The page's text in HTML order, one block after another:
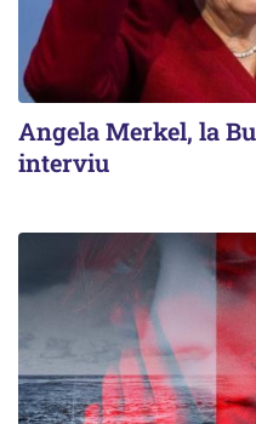
Angela Merkel, la
interviu